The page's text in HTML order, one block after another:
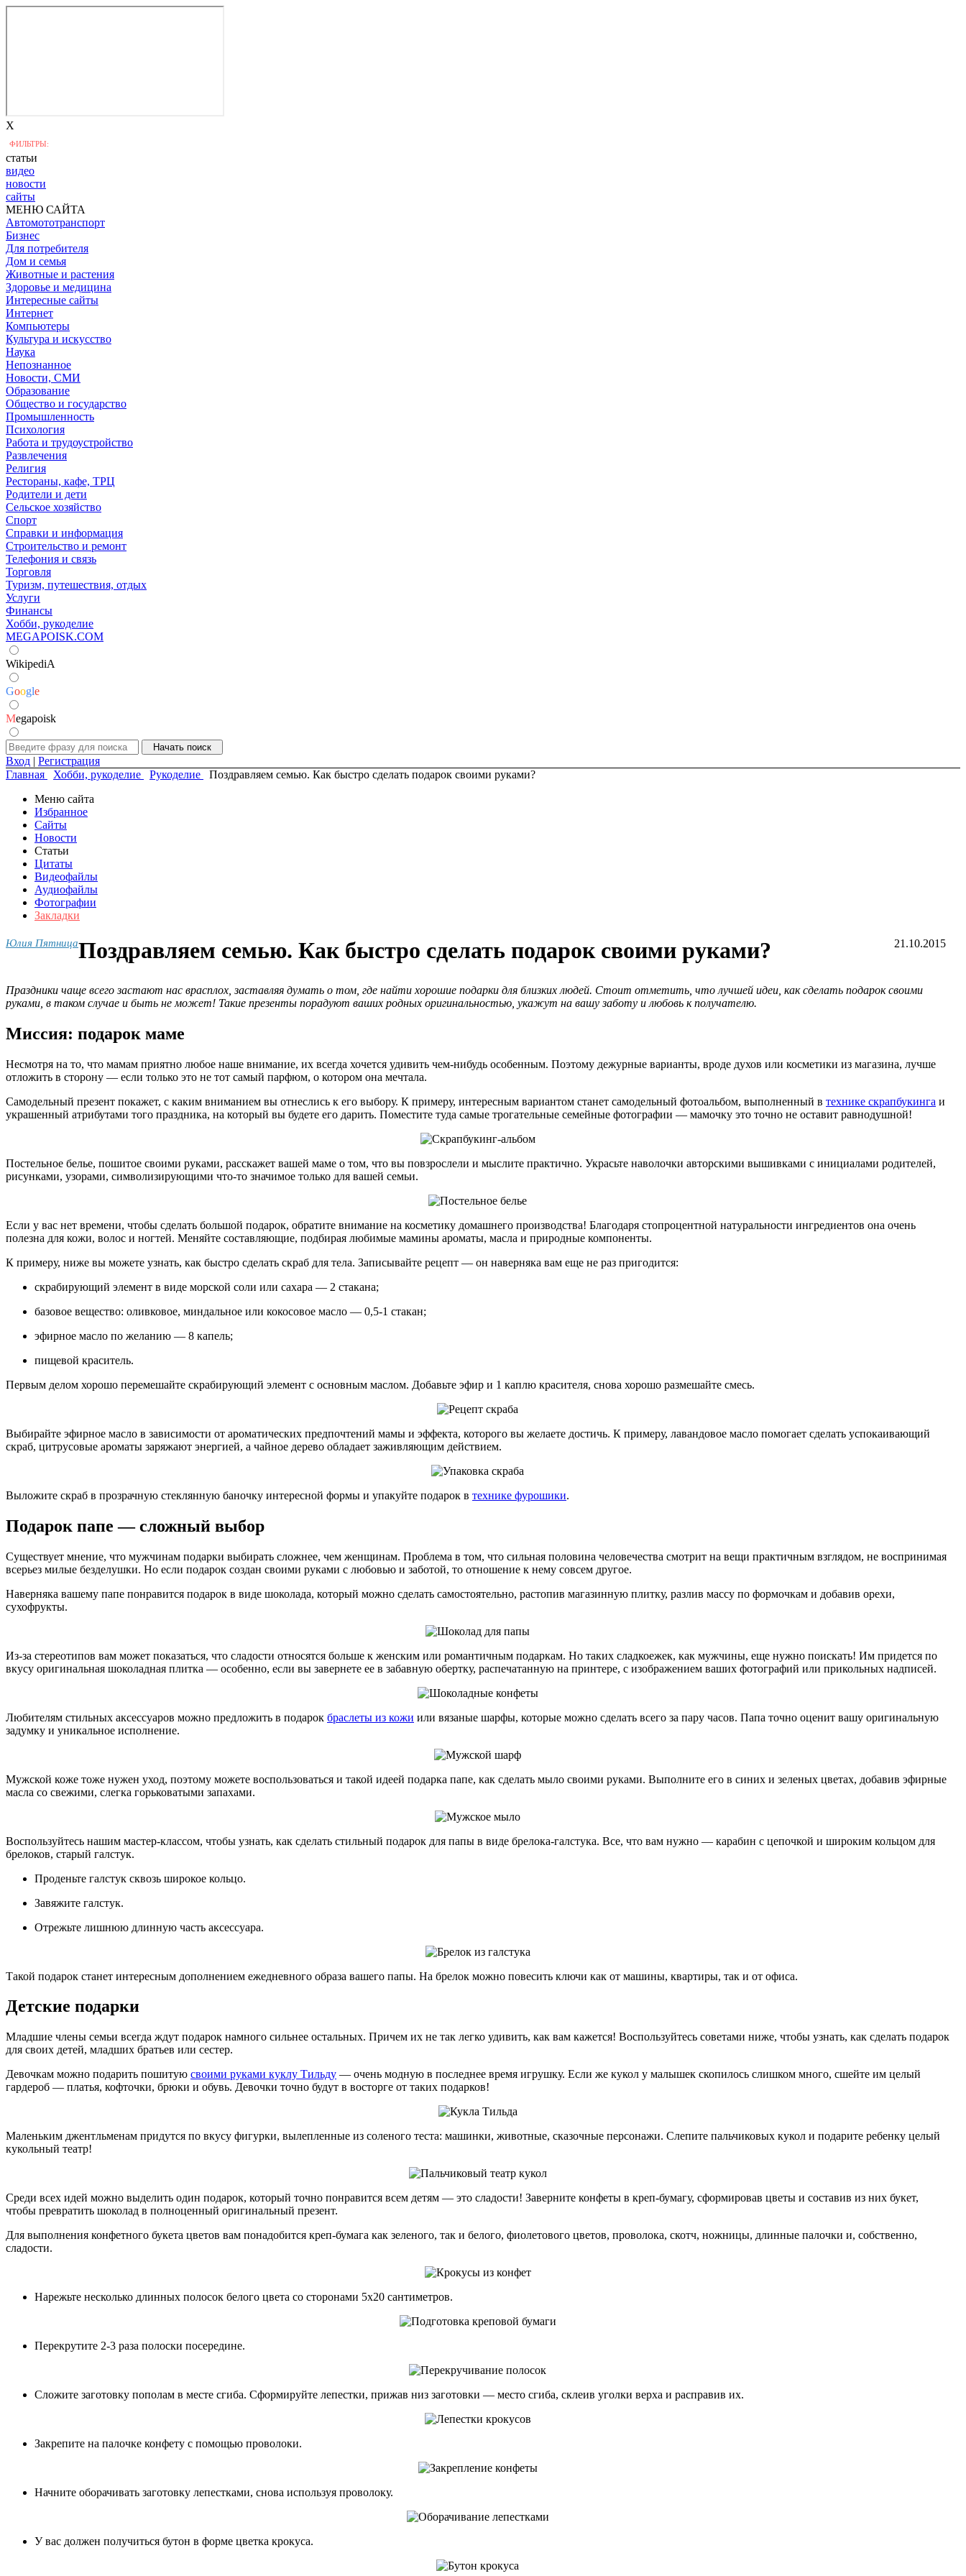
X
ФИЛЬТРЫ:
статьи
видео
новости
сайты
МЕНЮ САЙТА
Автомототранспорт
Бизнес
Для потребителя
Дом и семья
Животные и растения
Здоровье и медицина
Интересные сайты
Интернет
Компьютеры
Культура и искусство
Наука
Непознанное
Новости, СМИ
Образование
Общество и государство
Промышленность
Психология
Работа и трудоустройство
Развлечения
Религия
Рестораны, кафе, ТРЦ
Родители и дети
Сельское хозяйство
Спорт
Справки и информация
Строительство и ремонт
Телефония и связь
Торговля
Туризм, путешествия, отдых
Услуги
Финансы
Хобби, рукоделие
MEGAPOISK.COM
WikipediA
Google
Megapoisk
Вход | Регистрация
Главная
Хобби, рукоделие Рукоделие
Поздравляем семью. Как быстро сделать подарок своими руками?
Меню сайта
Избранное
Сайты
Новости
Статьи
Цитаты
Видеофайлы
Аудиофайлы
Фотографии
Закладки
Юлия Пятница 21.10.2015
Поздравляем семью. Как быстро сделать подарок своими руками?
Праздники чаще всего застают нас врасплох, заставляя думать о том, где найти хорошие подарки для близких людей. Стоит отметить, что лучшей идеи, как сделать подарок своими
руками, в таком случае и быть не может! Такие презенты порадуют ваших родных оригинальностью, укажут на вашу заботу и любовь к получателю.
Миссия: подарок маме
Несмотря на то, что мамам приятно любое наше внимание, их всегда хочется удивить чем-нибудь особенным. Поэтому дежурные варианты, вроде духов или косметики из магазина, лучше
отложить в сторону — если только это не тот самый парфюм, о котором она мечтала.
Самодельный презент покажет, с каким вниманием вы отнеслись к его выбору. К примеру, интересным вариантом станет самодельный фотоальбом, выполненный в технике скрапбукинга и
украшенный атрибутами того праздника, на который вы будете его дарить. Поместите туда самые трогательные семейные фотографии — мамочку это точно не оставит равнодушной!
Постельное белье, пошитое своими руками, расскажет вашей маме о том, что вы повзрослели и мыслите практично. Украсьте наволочки авторскими вышивками с инициалами родителей,
рисунками, узорами, символизирующими что-то значимое только для вашей семьи.
Если у вас нет времени, чтобы сделать большой подарок, обратите внимание на косметику домашнего производства! Благодаря стопроцентной натуральности ингредиентов она очень
полезна для кожи, волос и ногтей. Меняйте составляющие, подбирая любимые мамины ароматы, масла и природные компоненты.
К примеру, ниже вы можете узнать, как быстро сделать скраб для тела. Записывайте рецепт — он наверняка вам еще не раз пригодится:
скрабирующий элемент в виде морской соли или сахара — 2 стакана;
базовое вещество: оливковое, миндальное или кокосовое масло — 0,5-1 стакан;
эфирное масло по желанию — 8 капель;
пищевой краситель.
Первым делом хорошо перемешайте скрабирующий элемент с основным маслом. Добавьте эфир и 1 каплю красителя, снова хорошо размешайте смесь.
Выбирайте эфирное масло в зависимости от ароматических предпочтений мамы и эффекта, которого вы желаете достичь. К примеру, лавандовое масло помогает сделать успокаивающий
скраб, цитрусовые ароматы заряжают энергией, а чайное дерево обладает заживляющим действием.
Выложите скраб в прозрачную стеклянную баночку интересной формы и упакуйте подарок в технике фурошики.
Подарок папе — сложный выбор
Существует мнение, что мужчинам подарки выбирать сложнее, чем женщинам. Проблема в том, что сильная половина человечества смотрит на вещи практичным взглядом, не воспринимая
всерьез милые безделушки. Но если подарок создан своими руками с любовью и заботой, то отношение к нему совсем другое.
Наверняка вашему папе понравится подарок в виде шоколада, который можно сделать самостоятельно, растопив магазинную плитку, разлив массу по формочкам и добавив орехи,
сухофрукты.
Из-за стереотипов вам может показаться, что сладости относятся больше к женским или романтичным подаркам. Но таких сладкоежек, как мужчины, еще нужно поискать! Им придется по
вкусу оригинальная шоколадная плитка — особенно, если вы завернете ее в забавную обертку, распечатанную на принтере, с изображением ваших фотографий или прикольных надписей.
Любителям стильных аксессуаров можно предложить в подарок браслеты из кожи или вязаные шарфы, которые можно сделать всего за пару часов. Папа точно оценит вашу оригинальную
задумку и уникальное исполнение.
Мужской коже тоже нужен уход, поэтому можете воспользоваться и такой идеей подарка папе, как сделать мыло своими руками. Выполните его в синих и зеленых цветах, добавив эфирные
масла со свежими, слегка горьковатыми запахами.
Воспользуйтесь нашим мастер-классом, чтобы узнать, как сделать стильный подарок для папы в виде брелока-галстука. Все, что вам нужно — карабин с цепочкой и широким кольцом для
брелоков, старый галстук.
Проденьте галстук сквозь широкое кольцо.
Завяжите галстук.
Отрежьте лишнюю длинную часть аксессуара.
Такой подарок станет интересным дополнением ежедневного образа вашего папы. На брелок можно повесить ключи как от машины, квартиры, так и от офиса.
Детские подарки
Младшие члены семьи всегда ждут подарок намного сильнее остальных. Причем их не так легко удивить, как вам кажется! Воспользуйтесь советами ниже, чтобы узнать, как сделать подарок
для своих детей, младших братьев или сестер.
Девочкам можно подарить пошитую своими руками куклу Тильду — очень модную в последнее время игрушку. Если же кукол у малышек скопилось слишком много, сшейте им целый
гардероб — платья, кофточки, брюки и обувь. Девочки точно будут в восторге от таких подарков!
Маленьким джентльменам придутся по вкусу фигурки, вылепленные из соленого теста: машинки, животные, сказочные персонажи. Слепите пальчиковых кукол и подарите ребенку целый
кукольный театр!
Среди всех идей можно выделить один подарок, который точно понравится всем детям — это сладости! Заверните конфеты в креп-бумагу, сформировав цветы и составив из них букет,
чтобы превратить шоколад в полноценный оригинальный презент.
Для выполнения конфетного букета цветов вам понадобится креп-бумага как зеленого, так и белого, фиолетового цветов, проволока, скотч, ножницы, длинные палочки и, собственно,
сладости.
Нарежьте несколько длинных полосок белого цвета со сторонами 5х20 сантиметров.
Перекрутите 2-3 раза полоски посередине.
Сложите заготовку пополам в месте сгиба. Сформируйте лепестки, прижав низ заготовки — место сгиба, склеив уголки верха и расправив их.
Закрепите на палочке конфету с помощью проволоки.
Начните оборачивать заготовку лепестками, снова используя проволоку.
У вас должен получиться бутон в форме цветка крокуса.